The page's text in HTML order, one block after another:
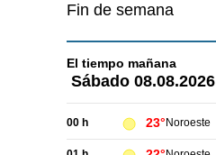
Fin de semana
El tiempo mañana
Sábado 08.08.2026
00 h 23° Noroeste